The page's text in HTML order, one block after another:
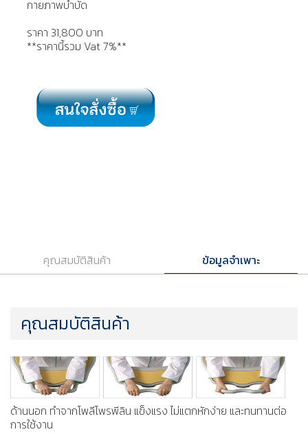
กายภาพบำบัด
ราคา 31,800 บาท
**ราคานี้รวม Vat 7%**
คุณสมบัติสินค้า ข้อมูลจำเพาะ
คุณสมบัติสินค้า
ด้านนอก ทำจากโพลีโพรพีลิน แข็งแรง ไม่แตกหักง่าย และทนทานต่อ
การใช้งาน